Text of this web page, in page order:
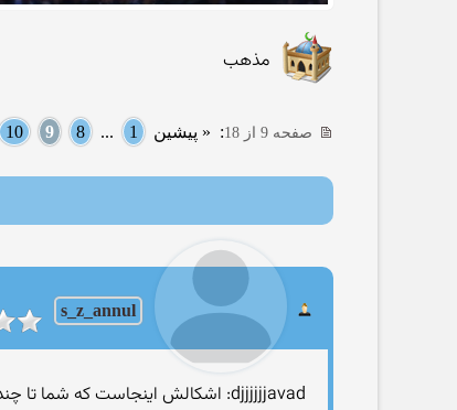
مذهب
صفحه 9 از 18 : « پیشین 1
...
8
9
10
s_z_annul
djjjjjjavad: اشکالش اینجاست که شما تا چند وقت پیش قبول نمیکردید که بدن انسان از خاک به وجود اومده